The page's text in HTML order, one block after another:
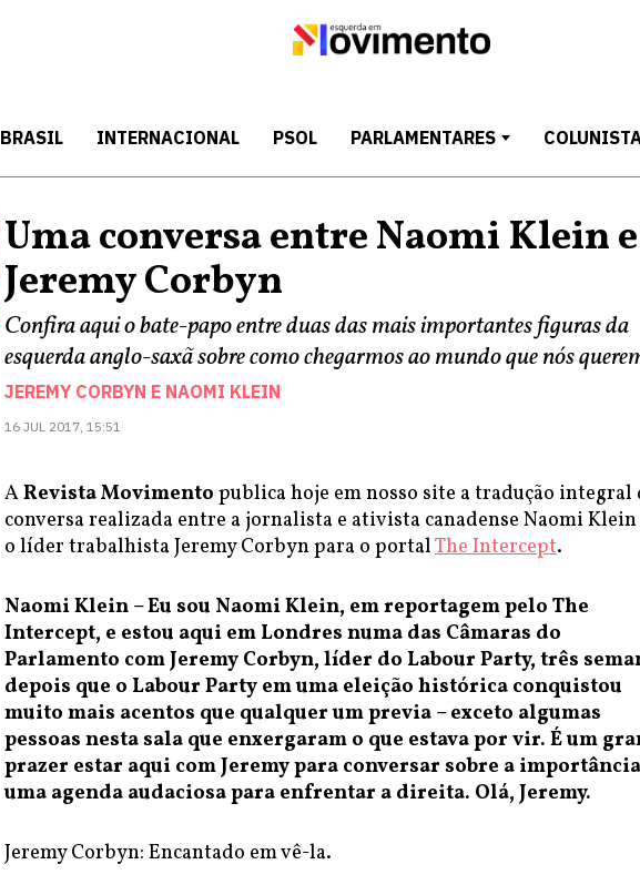
BRASIL INTERNACIONAL PSOL PARLAMENTARES
Uma conversa entre Naomi Klein e
Jeremy Corbyn
Confira aqui o bate-papo entre duas das mais importantes figuras da
esquerda anglo-saxã sobre como chegarmos ao mundo que nós
JEREMY CORBYN E NAOMI KLEIN
16 JUL 2017, 15:51
ARevista Movimento publica hoje em nosso site a tradução integral
conversa realizada entre a jornalista e ativista canadense Naomi
o líder trabalhista Jeremy Corbyn para o portalThe Intercept.
Naomi Klein – Eu sou Naomi Klein, em reportagem pelo The
Intercept, e estou aqui em Londres numa das Câmaras do
Parlamento com Jeremy Corbyn, líder do Labour Party, três
depois que o Labour Party em uma eleição histórica conquistou
muito mais acentos que qualquer um previa – exceto algumas
pessoas nesta sala que enxergaram o que estava por vir. É um
prazer estar aqui com Jeremy para conversar sobre a
uma agenda audaciosa para enfrentar a direita. Olá, Jeremy.
Jeremy Corbyn: Encantado em vê-la.